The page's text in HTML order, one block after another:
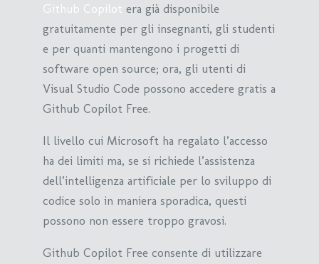
Github Copilot era già disponibile
gratuitamente per gli insegnanti, gli studenti
e per quanti mantengono i progetti di
software open source; ora, gli utenti di
Visual Studio Code possono accedere gratis a
Github Copilot Free.
Il livello cui Microsoft ha regalato l’accesso
ha dei limiti ma, se si richiede l’assistenza
dell’intelligenza artificiale per lo sviluppo di
codice solo in maniera sporadica, questi
possono non essere troppo gravosi.
Github Copilot Free consente di utilizzare